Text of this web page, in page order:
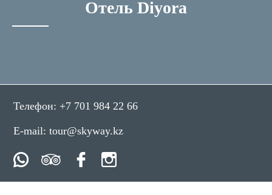
Отель Diyora
Телефон: +7 701 984 22 66
E-mail:tour@skyway.kz